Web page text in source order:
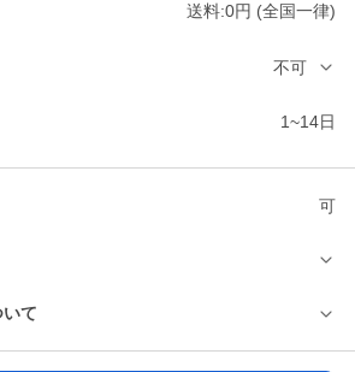
送料:0円 (全国一律)
不可
1~14日
可
て